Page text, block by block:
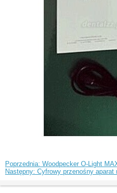
Poprzednia: Woodpecker O-Light
Następny: Cyfrowy przenośny